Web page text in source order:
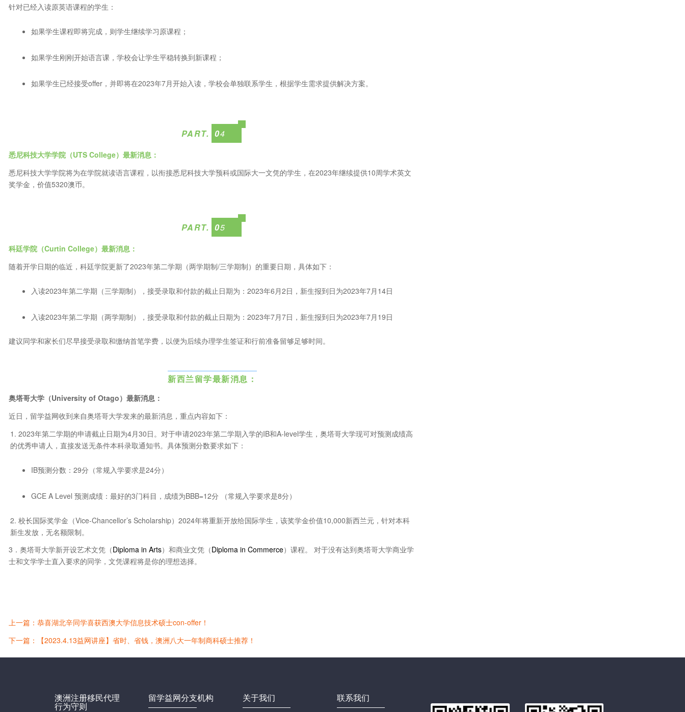
针对已经入读原英语课程的学生：
如果学生课程即将完成，则学生继续学习原课程；
如果学生刚刚开始语言课，学校会让学生平稳转换到新课程；
如果学生已经接受offer，并即将在2023年7月开始入读，学校会单独联系学生，根据学生需求提供解决方案。
PART. 04
悉尼科技大学学院（UTS College）最新消息：
悉尼科技大学学院将为在学院就读语言课程，以衔接悉尼科技大学预科或国际大一文凭的学生，在2023年继续提供10周学术英文
奖学金，价值5320澳币。
PART. 05
科廷学院（Curtin College）最新消息：
随着开学日期的临近，科廷学院更新了2023年第二学期（两学期制/三学期制）的重要日期，具体如下：
入读2023年第二学期（三学期制），接受录取和付款的截止日期为：2023年6月2日，新生报到日为2023年7月14日
入读2023年第二学期（两学期制），接受录取和付款的截止日期为：2023年7月7日，新生报到日为2023年7月19日
建议同学和家长们尽早接受录取和缴纳首笔学费，以便为后续办理学生签证和行前准备留够足够时间。
新西兰留学最新消息：
奥塔哥大学（University of Otago）最新消息：
近日，留学益网收到来自奥塔哥大学发来的最新消息，重点内容如下：
1. 2023年第二学期的申请截止日期为4月30日。对于申请2023年第二学期入学的IB和A-level学生，奥塔哥大学现可对预测成绩高
的优秀申请人，直接发送无条件本科录取通知书。具体预测分数要求如下：
IB预测分数：29分（常规入学要求是24分）
GCE A Level 预测成绩：最好的3门科目，成绩为BBB=12分 （常规入学要求是8分）
2. 校长国际奖学金（Vice-Chancellor’s Scholarship）2024年将重新开放给国际学生，该奖学金价值10,000新西兰元，针对本科
新生发放，无名额限制。
3．奥塔哥大学新开设艺术文凭（Diploma in Arts）和商业文凭（Diploma in Commerce）课程。 对于没有达到奥塔哥大学商业学
士和文学学士直入要求的同学，文凭课程将是你的理想选择。
上一篇：恭喜湖北辛同学喜获西澳大学信息技术硕士con-offer！
下一篇：【2023.4.13益网讲座】省时、省钱，澳洲八大一年制商科硕士推荐！
澳洲注册移民代理
行为守则
留学益网分支机构 关于我们 联系我们